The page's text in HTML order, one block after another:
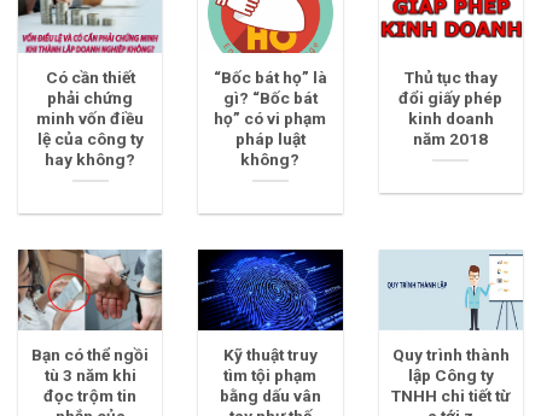
Có cần thiết
phải chứng
minh vốn điều
lệ của công ty
hay không?
“Bốc bát họ” là
gì? “Bốc bát
họ” có vi phạm
pháp luật
không?
Thủ tục thay
đổi giấy phép
kinh doanh
năm 2018
Bạn có thể ngồi
tù 3 năm khi
đọc trộm tin
Kỹ thuật truy
tìm tội phạm
bằng dấu vân
Quy trình thành
lập Công ty
TNHH chi tiết từ